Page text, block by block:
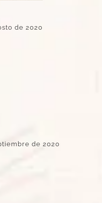
de 2020
de 2020